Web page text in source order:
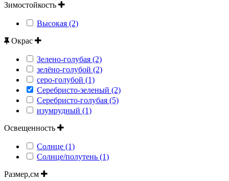
Зимостойкость
Высокая (2)
Окрас
Зелено-голубая (2)
зелёно-голубой (2)
серо-голубой (1)
Серебристо-зеленый (2)
Серебристо-голубая (5)
изумрудный (1)
Освещенность
Солнце (1)
Солнце/полутень (1)
Размер,см